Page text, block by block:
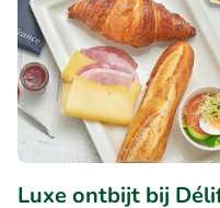
Luxe ontbijt bij